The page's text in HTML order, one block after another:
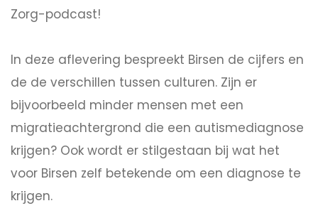
Zorg-podcast!
In deze aflevering bespreekt Birsen de cijfers en
de de verschillen tussen culturen. Zijn er
bijvoorbeeld minder mensen met een
migratieachtergrond die een autismediagnose
krijgen? Ook wordt er stilgestaan bij wat het
voor Birsen zelf betekende om een diagnose te
krijgen.